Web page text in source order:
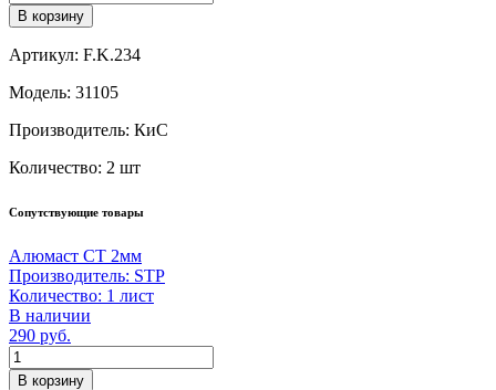
В корзину
Артикул: F.K.234
Модель: 31105
Производитель: КиС
Количество: 2 шт
Сопутствующие товары
Алюмаст СТ 2мм
Производитель: STP
Количество: 1 лист
В наличии
290 руб.
Количество
В корзину